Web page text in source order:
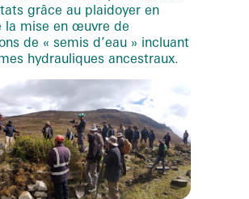
grâce au plaidoyer en
la mise en œuvre de
de « semis d’eau » incluant
hydrauliques ancestraux.